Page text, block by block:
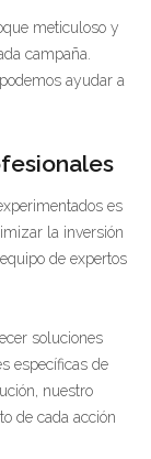
meticuloso y
campaña.
ayudar a
es
la inversión
de expertos
soluciones
específicas de
nuestro
de cada acción